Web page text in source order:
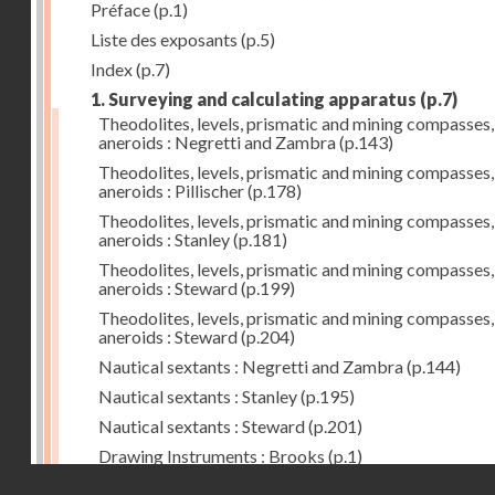
Préface(p.1)
Liste des exposants (p.5)
Index(p.7)
1. Surveying and calculating apparatus (p.7)
Theodolites, levels, prismatic and mining compasses,
aneroids : Negretti and Zambra(p.143)
Theodolites, levels, prismatic and mining compasses,
aneroids : Pillischer(p.178)
Theodolites, levels, prismatic and mining compasses,
aneroids : Stanley(p.181)
Theodolites, levels, prismatic and mining compasses,
aneroids : Steward(p.199)
Theodolites, levels, prismatic and mining compasses,
aneroids : Steward(p.204)
Nautical sextants : Negretti and Zambra(p.144)
Nautical sextants : Stanley(p.195)
Nautical sextants : Steward(p.201)
Drawing Instruments : Brooks (p.1)